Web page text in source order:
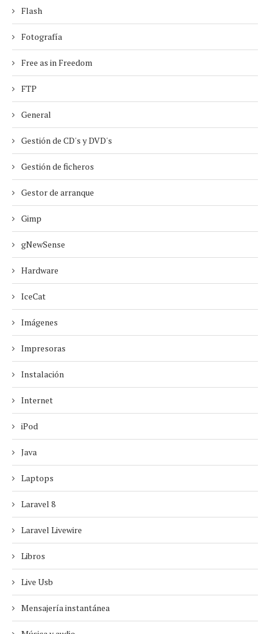
Flash
Fotografía
Free as in Freedom
FTP
General
Gestión de CD's y DVD's
Gestión de ficheros
Gestor de arranque
Gimp
gNewSense
Hardware
IceCat
Imágenes
Impresoras
Instalación
Internet
iPod
Java
Laptops
Laravel 8
Laravel Livewire
Libros
Live Usb
Mensajería instantánea